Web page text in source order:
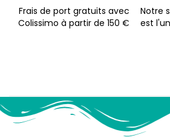
Frais de port gratuits avec
Colissimo à partir de 150 €
Notre
est